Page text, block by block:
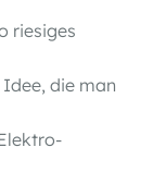
riesiges
die man